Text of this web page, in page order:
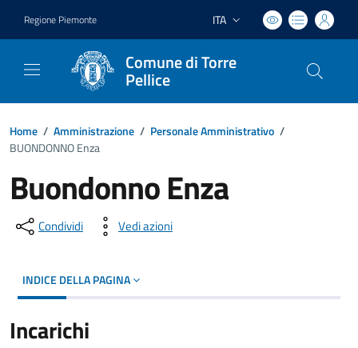
Regione Piemonte Lingua attiva:
ITA
Comune di Torre
Pellice
Home / Amministrazione / Personale Amministrativo /
BUONDONNO Enza
Buondonno Enza
Condividi Vedi azioni
INDICE DELLA PAGINA
Incarichi